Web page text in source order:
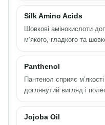
Silk Amino Acids
Шовкові амінокислоти
м’якого, гладкого та
Panthenol
Пантенол сприяє
доглянутий вигляд і
Jojoba Oil